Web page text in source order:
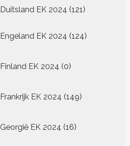
Duitsland EK 2024 121121
Engeland EK 2024 124124
Finland EK 2024 0
producten
Frankrijk EK 2024 149149
Georgië EK 2024 16
producten